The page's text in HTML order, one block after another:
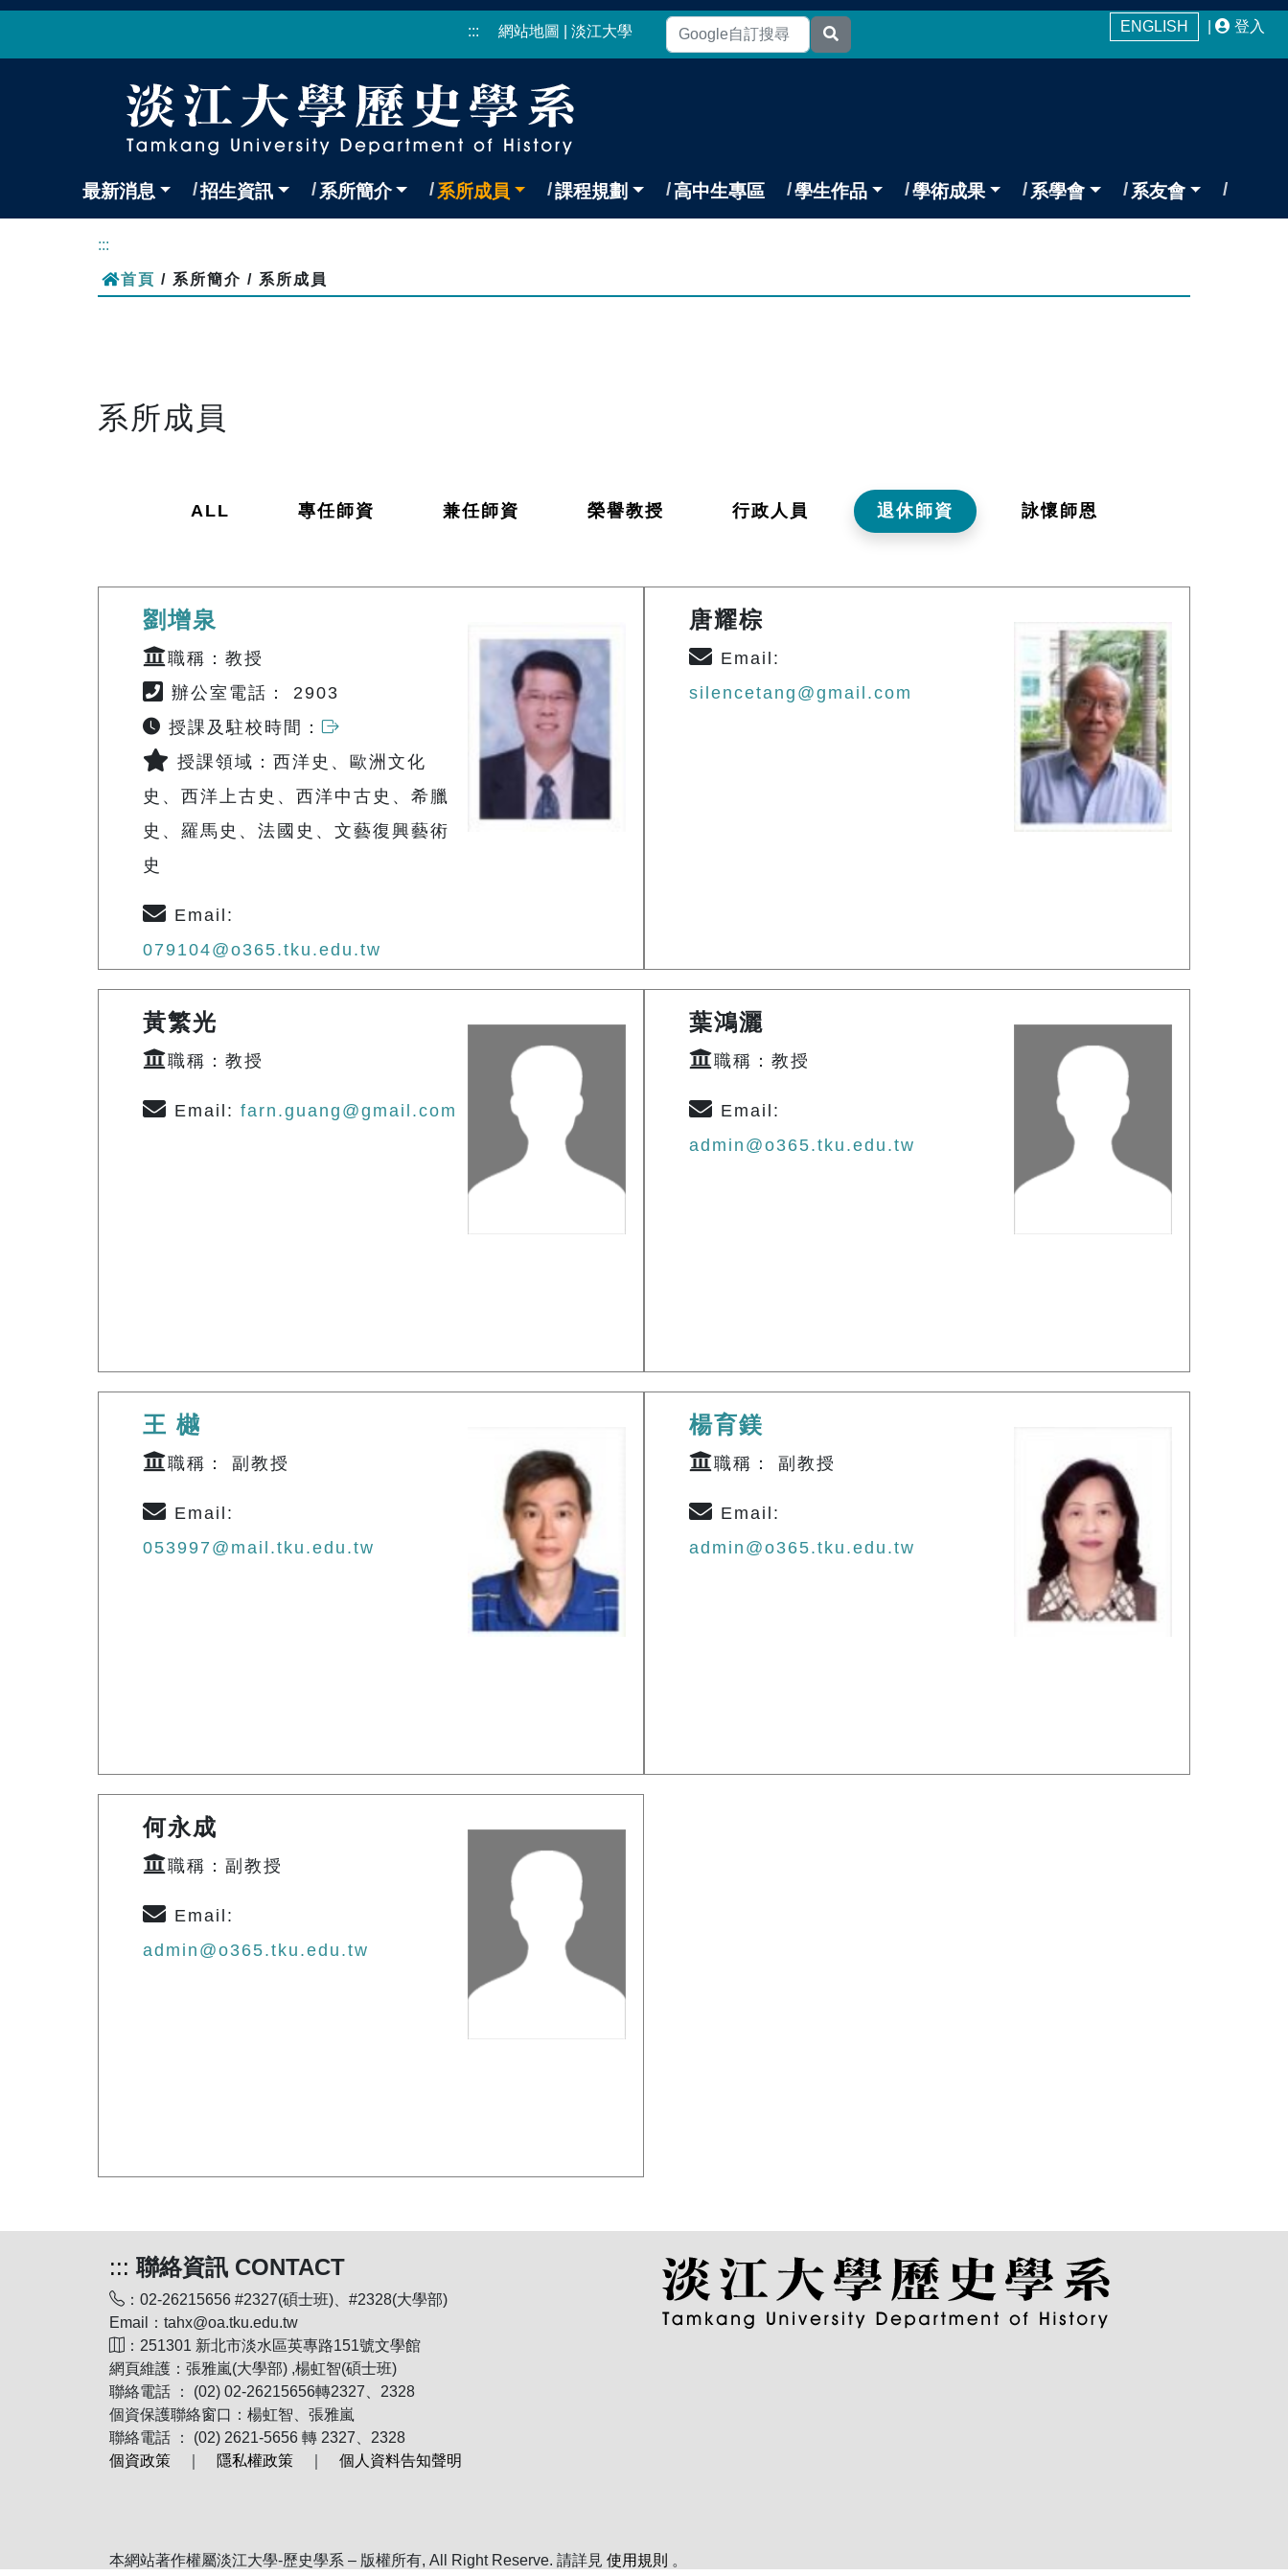
::: 網站地圖 淡江大學 ENGLISH 登入
最新消息 招生資訊 系所簡介 系所成員 課程規劃 高中生專區 學生作品 學術成果 系學會 系友會
:::
首頁 / 系所簡介 / 系所成員
系所成員
ALL 專任師資 兼任師資 榮譽教授 行政人員 退休師資 詠懷師恩
劉增泉
職稱：教授
辦公室電話： 2903
授課及駐校時間：
授課領域：西洋史、歐洲文化
史、西洋上古史、西洋中古史、希臘
史、羅馬史、法國史、文藝復興藝術
史
Email:
079104@o365.tku.edu.tw
唐耀棕
Email:
silencetang@gmail.com
黃繁光
職稱：教授
Email: farn.guang@gmail.com
葉鴻灑
職稱：教授
Email:
admin@o365.tku.edu.tw
王 樾
職稱： 副教授
Email:
053997@mail.tku.edu.tw
楊育鎂
職稱： 副教授
Email:
admin@o365.tku.edu.tw
何永成
職稱：副教授
Email:
admin@o365.tku.edu.tw
::: 聯絡資訊 CONTACT
：02-26215656 #2327(碩士班)、#2328(大學部)
Email：tahx@oa.tku.edu.tw
：251301 新北市淡水區英專路151號文學館
網頁維護：張雅嵐(大學部) ,楊虹智(碩士班)
聯絡電話 ： (02) 02-26215656轉2327、2328
個資保護聯絡窗口：楊虹智、張雅嵐
聯絡電話 ： (02) 2621-5656 轉 2327、2328
個資政策
隱私權政策 個人資料告知聲明
本網站著作權屬淡江大學-歷史學系 – 版權所有, All Right Reserve. 請詳見 使用規則 。